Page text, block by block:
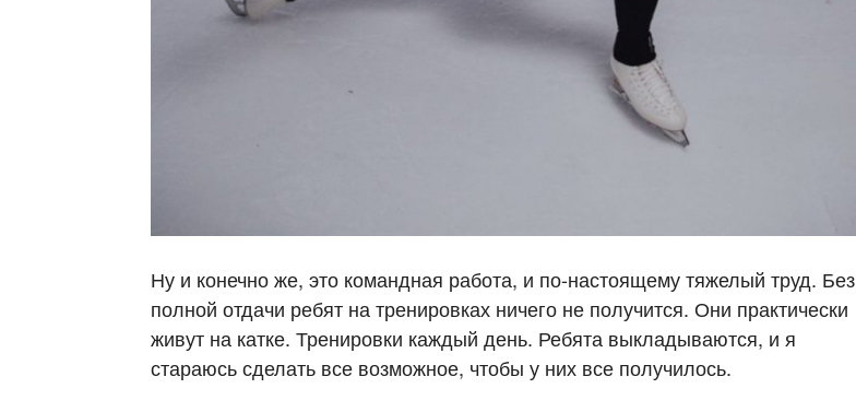
Ну и конечно же, это командная работа, и по-настоящему тяжелый труд. Без
полной отдачи ребят на тренировках ничего не получится. Они практически
живут на катке. Тренировки каждый день. Ребята выкладываются, и я
стараюсь сделать все возможное, чтобы у них все получилось.